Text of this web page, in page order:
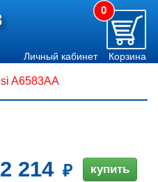
0
Личный кабинет Корзина
A6583AA
214 купить